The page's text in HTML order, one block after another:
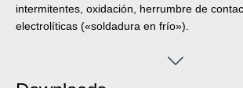
intermitentes, oxidación, herrumbre de
electrolíticas («soldadura en frío»).